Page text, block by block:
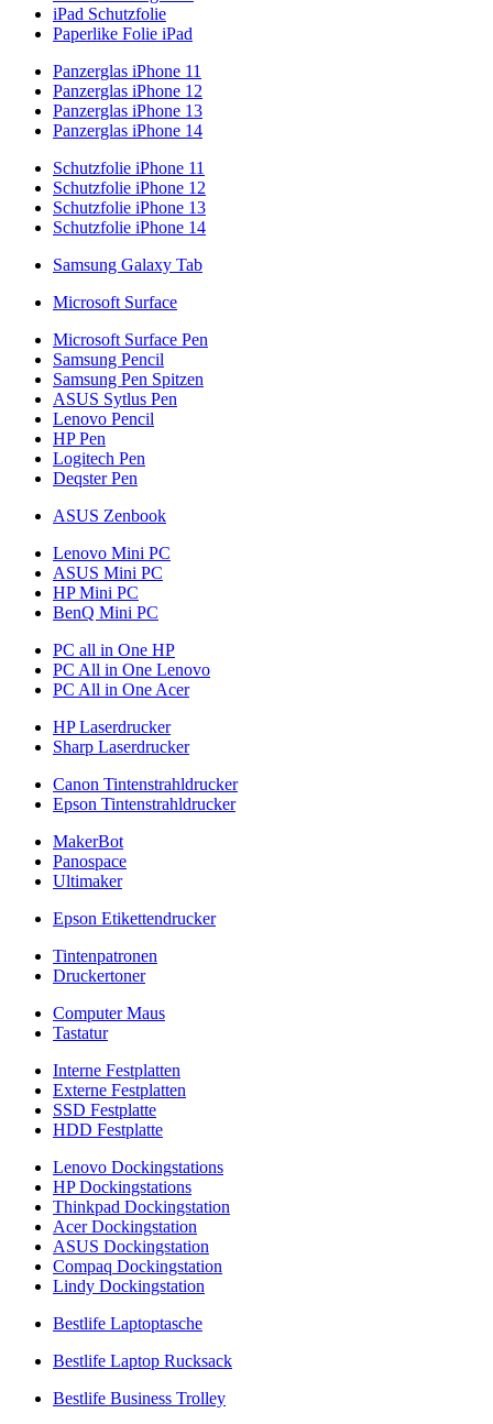
iPad Schutzfolie
Paperlike Folie iPad
Panzerglas iPhone 11
Panzerglas iPhone 12
Panzerglas iPhone 13
Panzerglas iPhone 14
Schutzfolie iPhone 11
Schutzfolie iPhone 12
Schutzfolie iPhone 13
Schutzfolie iPhone 14
Samsung Galaxy Tab
Microsoft Surface
Microsoft Surface Pen
Samsung Pencil
Samsung Pen Spitzen
ASUS Sytlus Pen
Lenovo Pencil
HP Pen
Logitech Pen
Deqster Pen
ASUS Zenbook
Lenovo Mini PC
ASUS Mini PC
HP Mini PC
BenQ Mini PC
PC all in One HP
PC All in One Lenovo
PC All in One Acer
HP Laserdrucker
Sharp Laserdrucker
Canon Tintenstrahldrucker
Epson Tintenstrahldrucker
MakerBot
Panospace
Ultimaker
Epson Etikettendrucker
Tintenpatronen
Druckertoner
Computer Maus
Tastatur
Interne Festplatten
Externe Festplatten
SSD Festplatte
HDD Festplatte
Lenovo Dockingstations
HP Dockingstations
Thinkpad Dockingstation
Acer Dockingstation
ASUS Dockingstation
Compaq Dockingstation
Lindy Dockingstation
Bestlife Laptoptasche
Bestlife Laptop Rucksack
Bestlife Business Trolley